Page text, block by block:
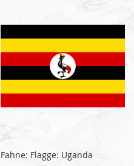
Fahne: Flagge: Uganda